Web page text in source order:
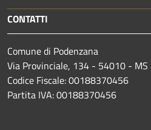
CONTATTI
Comune di Podenzana
Via Provinciale, 134 - 54010 - MS
Codice Fiscale: 00188370456
Partita IVA: 00188370456